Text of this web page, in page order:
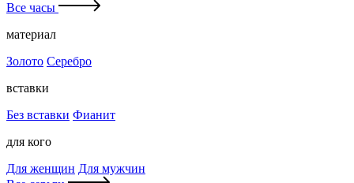
Все часы
материал
Золото Серебро
вставки
Без вставки Фианит
для кого
Для женщин Для мужчин